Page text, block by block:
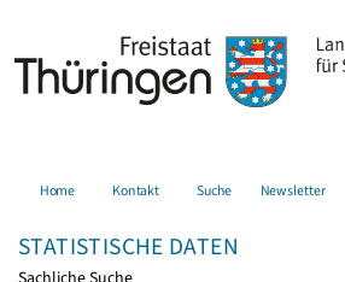
Home Kontakt Suche Newsletter
STATISTISCHE DATEN